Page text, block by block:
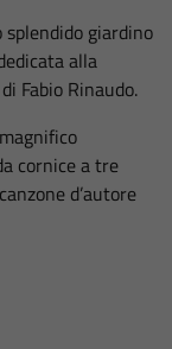
giardino
alla
Fabio Rinaudo.
cornice a tre
d’autore